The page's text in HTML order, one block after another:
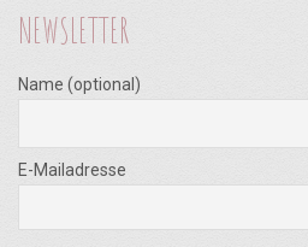
NEWSLETTER
Name (optional)
E-Mailadresse